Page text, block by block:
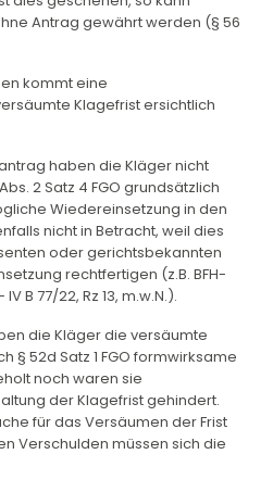
Antrag gewährt werden (§ 56
kommt eine
Klagefrist ersichtlich
haben die Kläger nicht
2 Satz 4 FGO grundsätzlich
Wiedereinsetzung in den
nicht in Betracht, weil dies
oder gerichtsbekannten
rechtfertigen (z.B. BFH-
B 77/22, Rz 13, m.w.N.).
die Kläger die versäumte
§ 52d Satz 1 FGO formwirksame
noch waren sie
der Klagefrist gehindert.
für das Versäumen der Frist
Verschulden müssen sich die